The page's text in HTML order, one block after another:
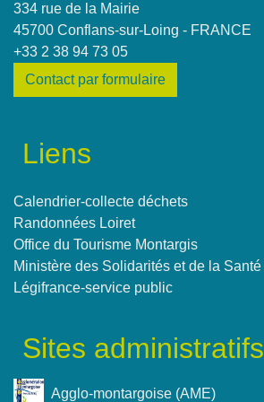
334 rue de la Mairie
45700 Conflans-sur-Loing - FRANCE
+33 2 38 94 73 05
Contact par formulaire
Liens
Calendrier-collecte déchets
Randonnées Loiret
Office du Tourisme Montargis
Ministère des Solidarités et de la Santé
Légifrance-service public
Sites administratifs
Agglo-montargoise (AME)